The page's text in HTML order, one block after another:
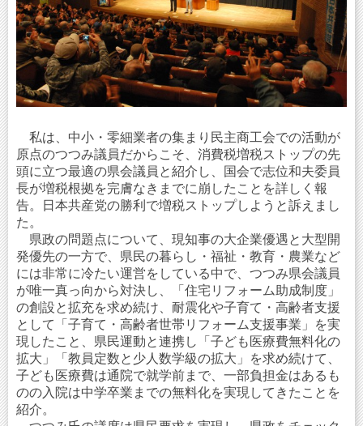
私は、中小・零細業者の集まり民主商工会での活動が
原点のつつみ議員だからこそ、消費税増税ストップの先
頭に立つ最適の県会議員と紹介し、国会で志位和夫委員
長が増税根拠を完膚なきまでに崩したことを詳しく報
告。日本共産党の勝利で増税ストップしようと訴えまし
た。
県政の問題点について、現知事の大企業優遇と大型開
発優先の一方で、県民の暮らし・福祉・教育・農業など
には非常に冷たい運営をしている中で、つつみ県会議員
が唯一真っ向から対決し、「住宅リフォーム助成制度」
の創設と拡充を求め続け、耐震化や子育て・高齢者支援
として「子育て・高齢者世帯リフォーム支援事業」を実
現したこと、県民運動と連携し「子ども医療費無料化の
拡大」「教員定数と少人数学級の拡大」を求め続けて、
子ども医療費は通院で就学前まで、一部負担金はあるも
のの入院は中学卒業までの無料化を実現してきたことを
紹介。